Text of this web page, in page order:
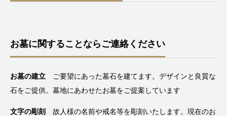
お墓に関することならご連絡ください
お墓の建立 ご要望にあった墓石を建てます。デザインと良質な
石をご提供。墓地にあわせたお墓をご提案しています
文字の彫刻
故人様の名前や戒名等を彫刻いたします。現在のお